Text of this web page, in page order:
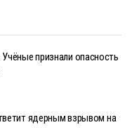
признали опасность
ядерным взрывом на